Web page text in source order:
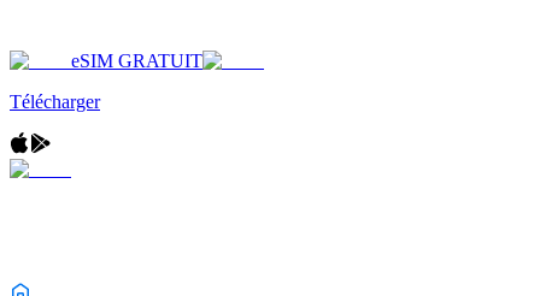
eSIM GRATUIT
Télécharger